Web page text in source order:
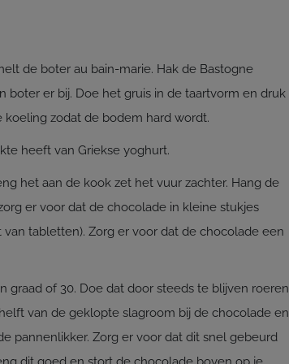
de boter au bain-marie. Hak de Bastogne
boter er bij. Doe het gruis in de taartvorm en druk
koeling zodat de bodem hard wordt.
heeft van Griekse yoghurt.
het aan de kook zet het vuur zachter. Hang de
er voor dat de chocolade in kleine stukjes
tabletten). Zorg er voor dat de chocolade een
of 30. Doe dat door steeds te blijven roeren
van de geklopte slagroom bij de chocolade en
pannenlikker. Zorg er voor dat dit snel gebeurd